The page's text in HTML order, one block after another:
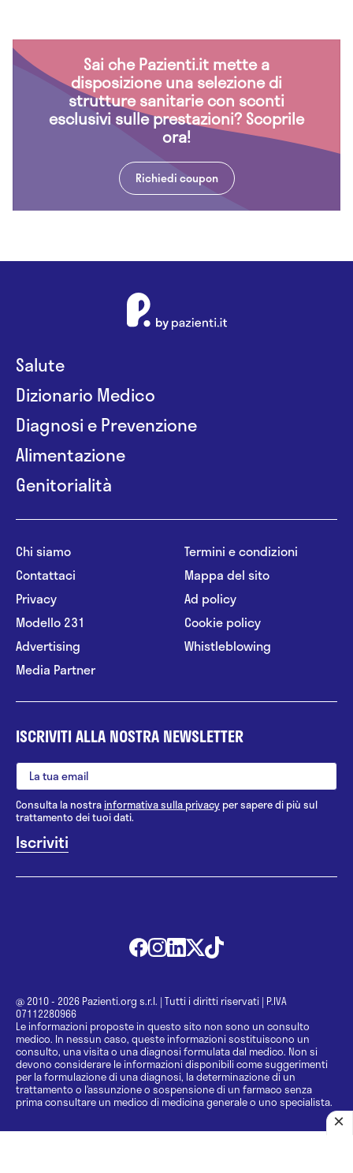
Sai che Pazienti.it mette a
disposizione una selezione di
strutture sanitarie con sconti
esclusivi sulle prestazioni? Scoprile
ora!
Richiedi coupon
Salute
Dizionario Medico
Diagnosi e Prevenzione
Alimentazione
Genitorialità
Chi siamo
Contattaci
Privacy
Modello 231
Advertising
Media Partner
Termini e condizioni
Mappa del sito
Ad policy
Cookie policy
Whistleblowing
ISCRIVITI ALLA NOSTRA NEWSLETTER
Consulta la nostrainformativa sulla privacy per sapere di più sul
trattamento dei tuoi dati.
@ 2010 - 2026 Pazienti.org s.r.l. | Tutti i diritti riservati | P.IVA
07112280966
Le informazioni proposte in questo sito non sono un consulto
medico. In nessun caso, queste informazioni sostituiscono un
consulto, una visita o una diagnosi formulata dal medico. Non si
devono considerare le informazioni disponibili come suggerimenti
per la formulazione di una diagnosi, la determinazione di un
trattamento o l’assunzione o sospensione di un farmaco senza
prima consultare un medico di medicina generale o uno specialista.